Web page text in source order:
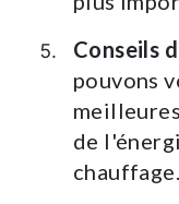
Conseils
pouvons
de
chauffage.